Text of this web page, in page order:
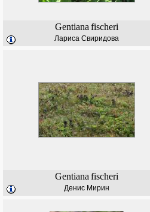
Gentiana fischeri
Лариса Свиридова
Gentiana fischeri
Денис Мирин